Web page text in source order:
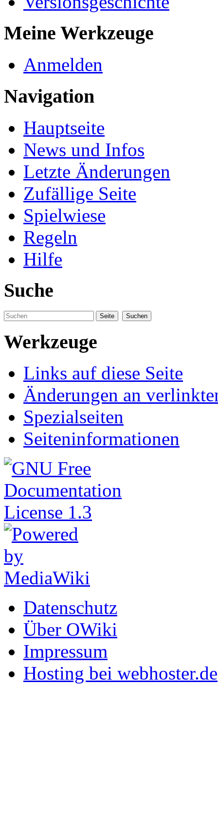
Meine Werkzeuge
Anmelden
Navigation
Hauptseite
News und Infos
Letzte Änderungen
Zufällige Seite
Spielwiese
Regeln
Hilfe
Suche
Werkzeuge
Links auf diese Seite
Änderungen an
Spezialseiten
Seiteninformationen
Datenschutz
Über OWiki
Impressum
Hosting bei webhoster.de